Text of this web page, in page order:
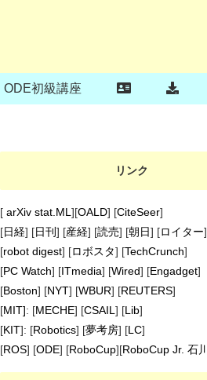
ODE初級講座
リンク
[ arXiv stat.ML ][OALD] [CiteSeer]
[日経] [日刊 ] [産経] [読売] [朝日] [ロイター]
[robot digest] [ロボスタ] [TechCrunch]
[PC Watch] [ITmedia] [Wired] [Engadget]
[Boston] [NYT] [WBUR] [REUTERS]
[MIT]: [MECHE] [CSAIL ] [Lib]
[KIT]: [Robotics] [夢考房] [LC]
[ROS] [ODE] [RoboCup][RoboCup Jr. 石川